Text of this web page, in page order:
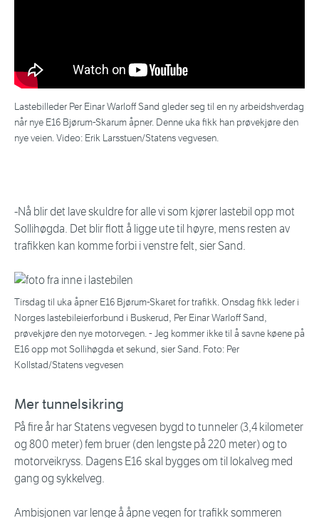
Lastebilleder Per Einar Warloff Sand gleder seg til en ny arbeidshverdag
når nye E16 Bjørum-Skarum åpner. Denne uka fikk han prøvekjøre den
nye veien. Video: Erik Larsstuen/Statens vegvesen.
-Nå blir det lave skuldre for alle vi som kjører lastebil opp mot
Sollihøgda. Det blir flott å ligge ute til høyre, mens resten av
trafikken kan komme forbi i venstre felt, sier Sand.
Tirsdag til uka åpner E16 Bjørum-Skaret for trafikk. Onsdag fikk leder i
Norges lastebileierforbund i Buskerud, Per Einar Warloff Sand,
prøvekjøre den nye motorvegen. - Jeg kommer ikke til å savne køene på
E16 opp mot Sollihøgda et sekund, sier Sand. Foto: Per
Kollstad/Statens vegvesen
Mer tunnelsikring
På fire år har Statens vegvesen bygd to tunneler (3,4 kilometer
og 800 meter) fem bruer (den lengste på 220 meter) og to
motorveikryss. Dagens E16 skal bygges om til lokalveg med
gang og sykkelveg.
Ambisjonen var lenge å åpne vegen for trafikk sommeren